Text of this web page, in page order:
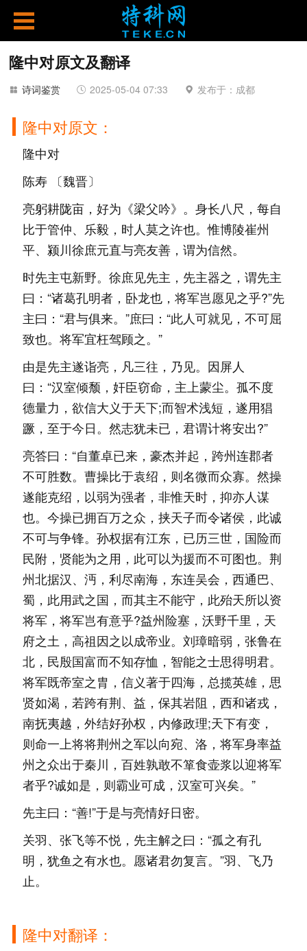
隆中对原文及翻译
诗词鉴赏 2025-05-04 07:33 发布于：成都
隆中对原文：
隆中对
陈寿 〔魏晋〕
亮躬耕陇亩，好为《梁父吟》。身长八尺，每自
比于管仲、乐毅，时人莫之许也。惟博陵崔州
平、颍川徐庶元直与亮友善，谓为信然。
时先主屯新野。徐庶见先主，先主器之，谓先主
曰：“诸葛孔明者，卧龙也，将军岂愿见之乎?”先
主曰：“君与俱来。”庶曰：“此人可就见，不可屈
致也。将军宜枉驾顾之。”
由是先主遂诣亮，凡三往，乃见。因屏人
曰：“汉室倾颓，奸臣窃命，主上蒙尘。孤不度
德量力，欲信大义于天下;而智术浅短，遂用猖
蹶，至于今日。然志犹未已，君谓计将安出?”
亮答曰：“自董卓已来，豪杰并起，跨州连郡者
不可胜数。曹操比于袁绍，则名微而众寡。然操
遂能克绍，以弱为强者，非惟天时，抑亦人谋
也。今操已拥百万之众，挟天子而令诸侯，此诚
不可与争锋。孙权据有江东，已历三世，国险而
民附，贤能为之用，此可以为援而不可图也。荆
州北据汉、沔，利尽南海，东连吴会，西通巴、
蜀，此用武之国，而其主不能守，此殆天所以资
将军，将军岂有意乎?益州险塞，沃野千里，天
府之土，高祖因之以成帝业。刘璋暗弱，张鲁在
北，民殷国富而不知存恤，智能之士思得明君。
将军既帝室之胄，信义著于四海，总揽英雄，思
贤如渴，若跨有荆、益，保其岩阻，西和诸戎，
南抚夷越，外结好孙权，内修政理;天下有变，
则命一上将将荆州之军以向宛、洛，将军身率益
州之众出于秦川，百姓孰敢不箪食壶浆以迎将军
者乎?诚如是，则霸业可成，汉室可兴矣。”
先主曰：“善!”于是与亮情好日密。
关羽、张飞等不悦，先主解之曰：“孤之有孔
明，犹鱼之有水也。愿诸君勿复言。”羽、飞乃
止。
隆中对翻译：